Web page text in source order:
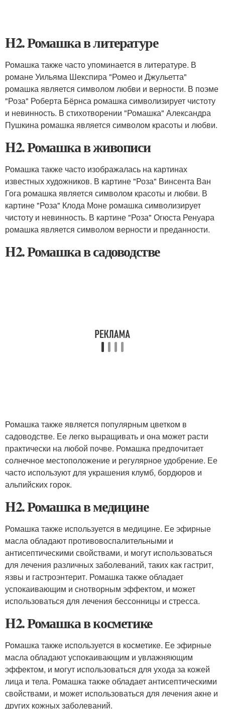
H2. Ромашка в литературе
Ромашка также часто упоминается в литературе. В
романе Уильяма Шекспира "Ромео и Джульетта"
ромашка является символом любви и верности. В поэме
"Роза" Роберта Бёрнса ромашка символизирует чистоту
и невинность. В стихотворении "Ромашка" Александра
Пушкина ромашка является символом красоты и любви.
H2. Ромашка в живописи
Ромашка также часто изображалась на картинах
известных художников. В картине "Роза" Винсента Ван
Гога ромашка является символом красоты и любви. В
картине "Роза" Клода Моне ромашка символизирует
чистоту и невинность. В картине "Роза" Огюста Ренуара
ромашка является символом верности и преданности.
H2. Ромашка в садоводстве
Ромашка также является популярным цветком в
садоводстве. Ее легко выращивать и она может расти
практически на любой почве. Ромашка предпочитает
солнечное местоположение и регулярное удобрение. Ее
часто используют для украшения клумб, бордюров и
альпийских горок.
H2. Ромашка в медицине
Ромашка также используется в медицине. Ее эфирные
масла обладают противовоспалительными и
антисептическими свойствами, и могут использоваться
для лечения различных заболеваний, таких как гастрит,
язвы и гастроэнтерит. Ромашка также обладает
успокаивающим и снотворным эффектом, и может
использоваться для лечения бессонницы и стресса.
H2. Ромашка в косметике
Ромашка также используется в косметике. Ее эфирные
масла обладают успокаивающим и увлажняющим
эффектом, и могут использоваться для ухода за кожей
лица и тела. Ромашка также обладает антисептическими
свойствами, и может использоваться для лечения акне и
других кожных заболеваний.